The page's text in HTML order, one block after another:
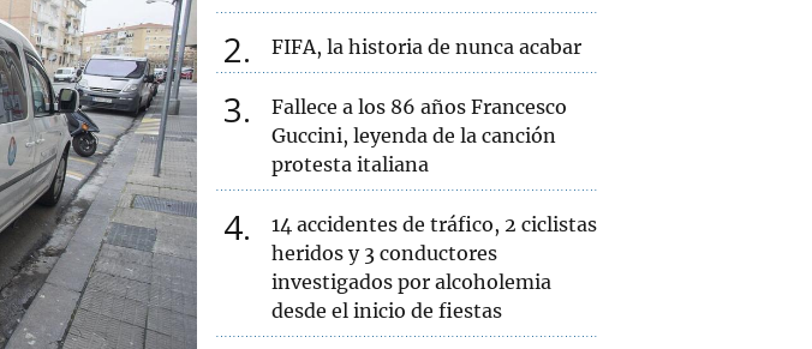
2 FIFA, la historia de nunca acabar
3
Fallece a los 86 años Francesco
Guccini, leyenda de la canción
protesta italiana
4
14 accidentes de tráfico, 2 ciclistas
heridos y 3 conductores
investigados por alcoholemia
desde el inicio de fiestas